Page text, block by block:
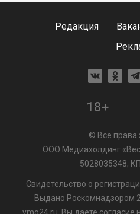
Редакция
18+
© Все
ООО Медиахолдинг
5028035348;
Свидетельство о
Выдано Роскомнадзором